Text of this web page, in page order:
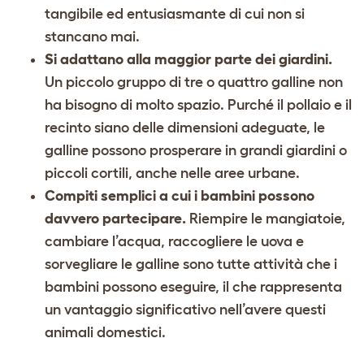
tangibile ed entusiasmante di cui non si
stancano mai.
Si adattano alla maggior parte dei giardini.
Un piccolo gruppo di tre o quattro galline non
ha bisogno di molto spazio. Purché il pollaio e il
recinto siano delle dimensioni adeguate, le
galline possono prosperare in grandi giardini o
piccoli cortili, anche nelle aree urbane.
Compiti semplici a cui i bambini possono
davvero partecipare. Riempire le mangiatoie,
cambiare l’acqua, raccogliere le uova e
sorvegliare le galline sono tutte attività che i
bambini possono eseguire, il che rappresenta
un vantaggio significativo nell’avere questi
animali domestici.